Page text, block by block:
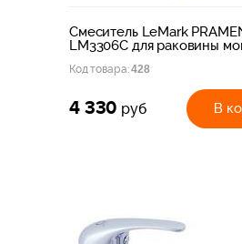
Смеситель LeMark
LM3306C для раковины
Код товара:428
4 330 руб В